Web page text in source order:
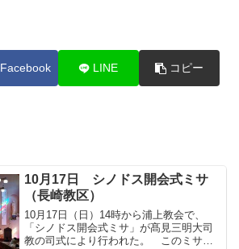
Facebook LINE コピー
10月17日 シノドス開会式ミサ
（長崎教区）
10月17日（日）14時から浦上教会で、
「シノドス開会式ミサ」が髙見三明大司
教の司式により行われた。 このミサ